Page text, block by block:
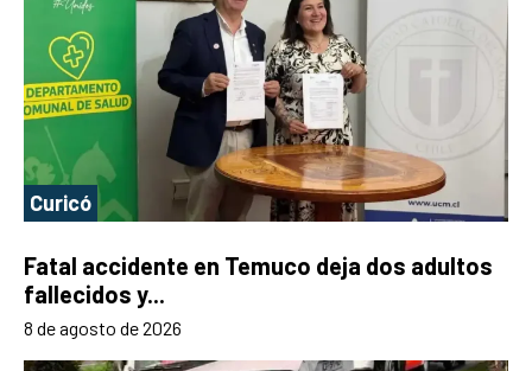
Curicó
Fatal accidente en Temuco deja dos adultos
fallecidos y...
8 de agosto de 2026